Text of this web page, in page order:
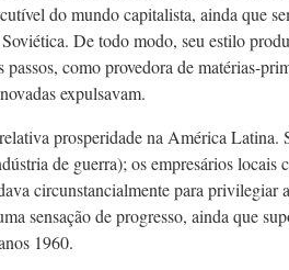
do mundo capitalista, ainda que
De todo modo, seu estilo
como provedora de matérias-
expulsavam.
prosperidade na América Latina.
de guerra); os empresários locais
circunstancialmente para privilegiar
sensação de progresso, ainda que
1960.